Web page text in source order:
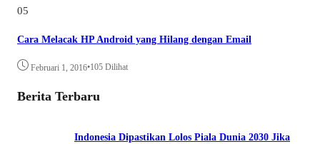
05
Cara Melacak HP Android yang Hilang dengan Email
Februari 1, 2016•105 Dilihat
Berita Terbaru
Indonesia Dipastikan Lolos Piala Dunia 2030 Jika